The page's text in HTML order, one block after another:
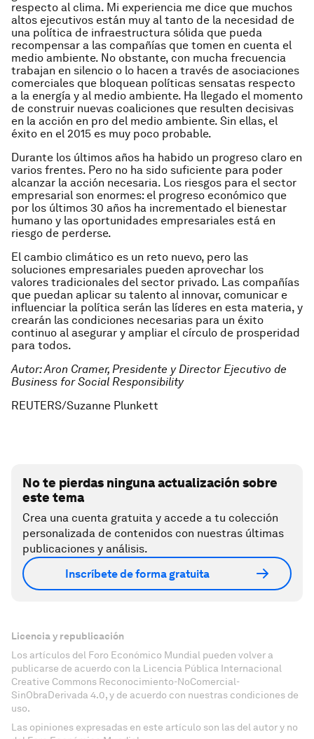
respecto al clima. Mi experiencia me dice que muchos
altos ejecutivos están muy al tanto de la necesidad de
una política de infraestructura sólida que pueda
recompensar a las compañías que tomen en cuenta el
medio ambiente. No obstante, con mucha frecuencia
trabajan en silencio o lo hacen a través de asociaciones
comerciales que bloquean políticas sensatas respecto
a la energía y al medio ambiente. Ha llegado el momento
de construir nuevas coaliciones que resulten decisivas
en la acción en pro del medio ambiente. Sin ellas, el
éxito en el 2015 es muy poco probable.
Durante los últimos años ha habido un progreso claro en
varios frentes. Pero no ha sido suficiente para poder
alcanzar la acción necesaria. Los riesgos para el sector
empresarial son enormes: el progreso económico que
por los últimos 30 años ha incrementado el bienestar
humano y las oportunidades empresariales está en
riesgo de perderse.
El cambio climático es un reto nuevo, pero las
soluciones empresariales pueden aprovechar los
valores tradicionales del sector privado. Las compañías
que puedan aplicar su talento al innovar, comunicar e
influenciar la política serán las líderes en esta materia, y
crearán las condiciones necesarias para un éxito
continuo al asegurar y ampliar el círculo de prosperidad
para todos.
Autor: Aron Cramer, Presidente y Director Ejecutivo de
Business for Social Responsibility
REUTERS/Suzanne Plunkett
No te pierdas ninguna actualización sobre
este tema
Crea una cuenta gratuita y accede a tu colección
personalizada de contenidos con nuestras últimas
publicaciones y análisis.
Inscríbete de forma gratuita
Licencia y republicación
Los artículos del Foro Económico Mundial pueden volver a
publicarse de acuerdo con la Licencia Pública Internacional
Creative Commons Reconocimiento-NoComercial-
SinObraDerivada 4.0, y de acuerdo con nuestras condiciones de
uso.
Las opiniones expresadas en este artículo son las del autor y no